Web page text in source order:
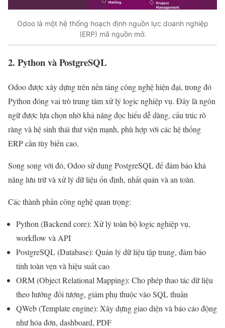
Odoo là một hệ thống hoạch định nguồn lực doanh nghiệp
(ERP) mã nguồn mở.
2. Python và PostgreSQL
Odoo được xây dựng trên nền tảng công nghệ hiện đại, trong đó
Python đóng vai trò trung tâm xử lý logic nghiệp vụ. Đây là ngôn
ngữ được lựa chọn nhờ khả năng đọc hiểu dễ dàng, cấu trúc rõ
ràng và hệ sinh thái thư viện mạnh, phù hợp với các hệ thống
ERP cần tùy biến cao.
Song song với đó, Odoo sử dụng PostgreSQL để đảm bảo khả
năng lưu trữ và xử lý dữ liệu ổn định, nhất quán và an toàn.
Các thành phần công nghệ quan trọng:
Python (Backend core): Xử lý toàn bộ logic nghiệp vụ,
workflow và API
PostgreSQL (Database): Quản lý dữ liệu tập trung, đảm bảo
tính toàn vẹn và hiệu suất cao
ORM (Object Relational Mapping): Cho phép thao tác dữ liệu
theo hướng đối tượng, giảm phụ thuộc vào SQL thuần
QWeb (Template engine): Xây dựng giao diện và báo cáo động
như hóa đơn, dashboard, PDF